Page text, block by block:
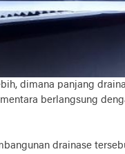
dimana panjang
berlangsung
drainase